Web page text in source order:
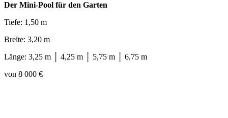
Der Mini-Pool für den Garten
Tiefe: 1,50 m
Breite: 3,20 m
Länge: 3,25 m │ 4,25 m │ 5,75 m │ 6,75 m
von 8 000 €